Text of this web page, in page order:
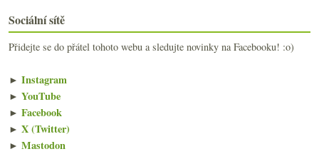
Sociální sítě
Přidejte se do přátel tohoto webu a sledujte novinky na Facebooku! :o)
► Instagram
► YouTube
► Facebook
► X (Twitter)
► Mastodon